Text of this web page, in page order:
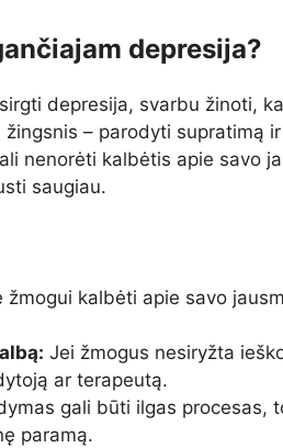
depresija?
depresija, svarbu žinoti,
– parodyti supratimą
nenorėti kalbėtis apie savo
saugiau.
žmogui kalbėti apie savo
Jei žmogus nesiryžta
ar terapeutą.
gali būti ilgas procesas,
paramą.